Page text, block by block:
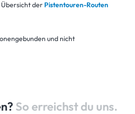
der Pistentouren-Routen
und nicht
So erreichst du uns.